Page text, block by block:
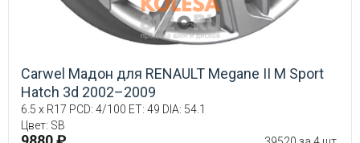
Carwel Мадон для RENAULT Megane II M Sport
Hatch 3d 2002–2009
6.5 x R17 PCD: 4/100 ET: 49 DIA: 54.1
Цвет: SB